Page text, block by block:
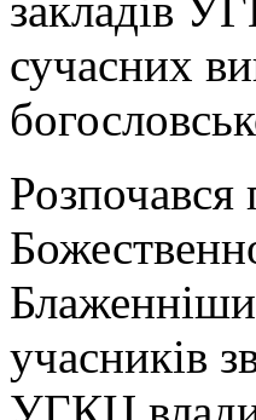
сучасних
учасників